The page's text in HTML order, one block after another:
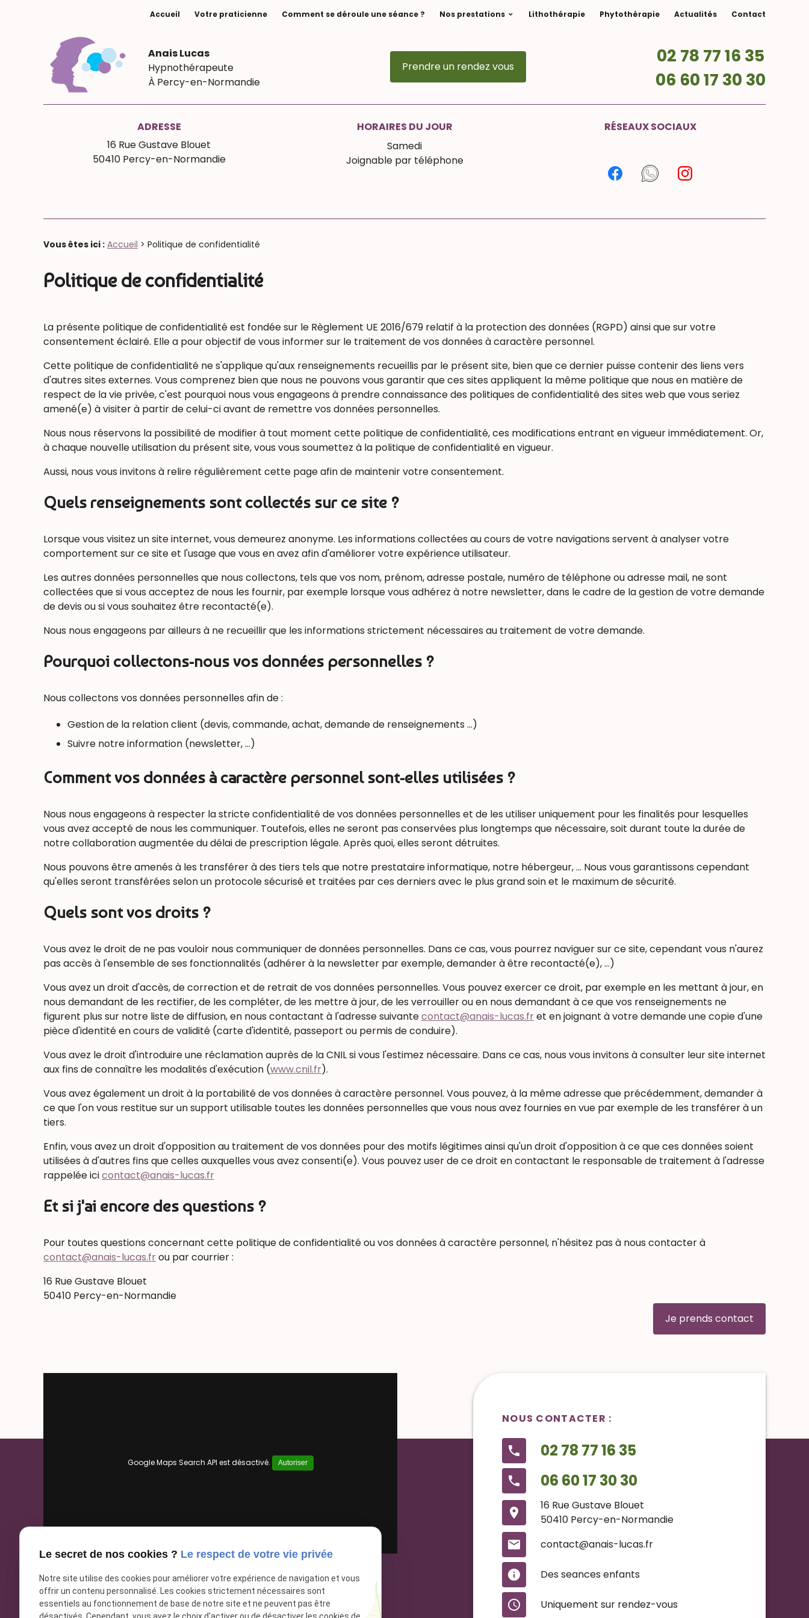
Accueil Votre praticienne Comment se déroule une séance ? Nos prestations Lithothérapie Phytothérapie Actualités Contact
Anais Lucas
Hypnothérapeute
À Percy-en-Normandie
Prendre un rendez vous
02 78 77 16 35
06 60 17 30 30
ADRESSE
16 Rue Gustave Blouet
50410 Percy-en-Normandie
HORAIRES DU JOUR
Samedi
Joignable par téléphone
RÉSEAUX SOCIAUX
Vous êtes ici : Accueil > Politique de confidentialité
Politique de confidentialité
La présente politique de confidentialité est fondée sur le Règlement UE 2016/679 relatif à la protection des données (RGPD) ainsi que sur votre
consentement éclairé. Elle a pour objectif de vous informer sur le traitement de vos données à caractère personnel.
Cette politique de confidentialité ne s'applique qu'aux renseignements recueillis par le présent site, bien que ce dernier puisse contenir des liens vers
d'autres sites externes. Vous comprenez bien que nous ne pouvons vous garantir que ces sites appliquent la même politique que nous en matière de
respect de la vie privée, c'est pourquoi nous vous engageons à prendre connaissance des politiques de confidentialité des sites web que vous seriez
amené(e) à visiter à partir de celui-ci avant de remettre vos données personnelles.
Nous nous réservons la possibilité de modifier à tout moment cette politique de confidentialité, ces modifications entrant en vigueur immédiatement. Or,
à chaque nouvelle utilisation du présent site, vous vous soumettez à la politique de confidentialité en vigueur.
Aussi, nous vous invitons à relire régulièrement cette page afin de maintenir votre consentement.
Quels renseignements sont collectés sur ce site ?
Lorsque vous visitez un site internet, vous demeurez anonyme. Les informations collectées au cours de votre navigations servent à analyser votre
comportement sur ce site et l'usage que vous en avez afin d'améliorer votre expérience utilisateur.
Les autres données personnelles que nous collectons, tels que vos nom, prénom, adresse postale, numéro de téléphone ou adresse mail, ne sont
collectées que si vous acceptez de nous les fournir, par exemple lorsque vous adhérez à notre newsletter, dans le cadre de la gestion de votre demande
de devis ou si vous souhaitez être recontacté(e).
Nous nous engageons par ailleurs à ne recueillir que les informations strictement nécessaires au traitement de votre demande.
Pourquoi collectons-nous vos données personnelles ?
Nous collectons vos données personnelles afin de :
Gestion de la relation client (devis, commande, achat, demande de renseignements …)
Suivre notre information (newsletter, …)
Comment vos données à caractère personnel sont-elles utilisées ?
Nous nous engageons à respecter la stricte confidentialité de vos données personnelles et de les utiliser uniquement pour les finalités pour lesquelles
vous avez accepté de nous les communiquer. Toutefois, elles ne seront pas conservées plus longtemps que nécessaire, soit durant toute la durée de
notre collaboration augmentée du délai de prescription légale. Après quoi, elles seront détruites.
Nous pouvons être amenés à les transférer à des tiers tels que notre prestataire informatique, notre hébergeur, … Nous vous garantissons cependant
qu'elles seront transférées selon un protocole sécurisé et traitées par ces derniers avec le plus grand soin et le maximum de sécurité.
Quels sont vos droits ?
Vous avez le droit de ne pas vouloir nous communiquer de données personnelles. Dans ce cas, vous pourrez naviguer sur ce site, cependant vous n'aurez
pas accès à l'ensemble de ses fonctionnalités (adhérer à la newsletter par exemple, demander à être recontacté(e), …)
Vous avez un droit d'accès, de correction et de retrait de vos données personnelles. Vous pouvez exercer ce droit, par exemple en les mettant à jour, en
nous demandant de les rectifier, de les compléter, de les mettre à jour, de les verrouiller ou en nous demandant à ce que vos renseignements ne
figurent plus sur notre liste de diffusion, en nous contactant à l'adresse suivantecontact@anais-lucas.fret en joignant à votre demande une copie d'une
pièce d'identité en cours de validité (carte d'identité, passeport ou permis de conduire).
Vous avez le droit d'introduire une réclamation auprès de la CNIL si vous l'estimez nécessaire. Dans ce cas, nous vous invitons à consulter leur site internet
aux fins de connaître les modalités d'exécution (www.cnil.fr).
Vous avez également un droit à la portabilité de vos données à caractère personnel. Vous pouvez, à la même adresse que précédemment, demander à
ce que l'on vous restitue sur un support utilisable toutes les données personnelles que vous nous avez fournies en vue par exemple de les transférer à un
tiers.
Enfin, vous avez un droit d'opposition au traitement de vos données pour des motifs légitimes ainsi qu'un droit d'opposition à ce que ces données soient
utilisées à d'autres fins que celles auxquelles vous avez consenti(e). Vous pouvez user de ce droit en contactant le responsable de traitement à l'adresse
rappelée icicontact@anais-lucas.fr
Et si j'ai encore des questions ?
Pour toutes questions concernant cette politique de confidentialité ou vos données à caractère personnel, n'hésitez pas à nous contacter à
contact@anais-lucas.frou par courrier :
16 Rue Gustave Blouet
50410 Percy-en-Normandie
Je prends contact
Google Maps Search API est désactivé. Autoriser
NOUS CONTACTER :
phone 02 78 77 16 35
phone 06 60 17 30 30
place
16 Rue Gustave Blouet
50410 Percy-en-Normandie
mail contact@anais-lucas.fr
info Des seances enfants
access_time Uniquement sur rendez-vous
Le secret de nos cookies ? Le respect de votre vie privée
Notre site utilise des cookies pour améliorer votre expérience de navigation et vous
offrir un contenu personnalisé. Les cookies strictement nécessaires sont
essentiels au fonctionnement de base de notre site et ne peuvent pas être
désactivés. Cependant, vous avez le choix d'activer ou de désactiver les cookies de